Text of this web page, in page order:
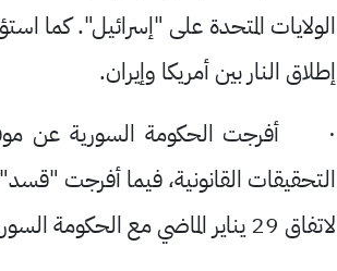
الولايات المتحدة على "إسرائيل". كما
إطلاق النار بين أمريكا وإيران.
· أفرجت الحكومة السورية عن
التحقيقات القانونية، فيما أفرجت
لاتفاق 29 يناير الماضي مع الحكومة السورية.